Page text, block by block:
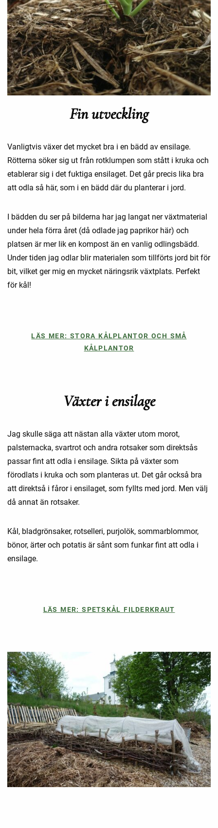
Fin utveckling
Vanligtvis växer det mycket bra i en bädd av ensilage.
Rötterna söker sig ut från rotklumpen som stått i kruka och
etablerar sig i det fuktiga ensilaget. Det går precis lika bra
att odla så här, som i en bädd där du planterar i jord.
I bädden du ser på bilderna har jag langat ner växtmaterial
under hela förra året (då odlade jag paprikor här) och
platsen är mer lik en kompost än en vanlig odlingsbädd.
Under tiden jag odlar blir materialen som tillförts jord bit för
bit, vilket ger mig en mycket näringsrik växtplats. Perfekt
för kål!
LÄS MER: STORA KÅLPLANTOR OCH SMÅ
KÅLPLANTOR
Växter i ensilage
Jag skulle säga att nästan alla växter utom morot,
palsternacka, svartrot och andra rotsaker som direktsås
passar fint att odla i ensilage. Sikta på växter som
förodlats i kruka och som planteras ut. Det går också bra
att direktså i fåror i ensilaget, som fyllts med jord. Men välj
då annat än rotsaker.
Kål, bladgrönsaker, rotselleri, purjolök, sommarblommor,
bönor, ärter och potatis är sånt som funkar fint att odla i
ensilage.
LÄS MER: SPETSKÅL FILDERKRAUT